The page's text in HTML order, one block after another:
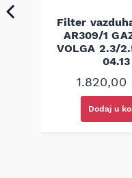
Napomena:
ili oznaci sa starog filtera
Filter
AR309/1
VOLGA 2.3/
04.13
1.820,00
Dodaj u